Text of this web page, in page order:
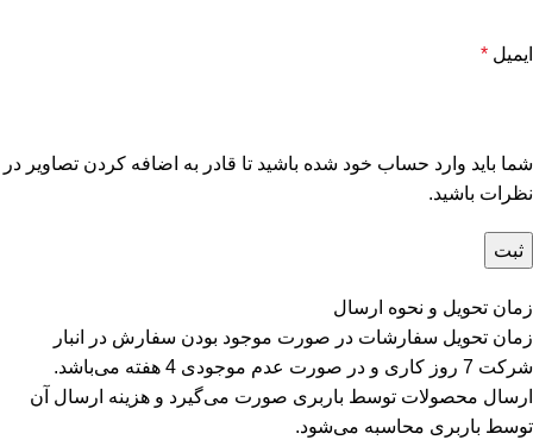
ایمیل *
شما باید وارد حساب خود شده باشید تا قادر به اضافه کردن تصاویر در
نظرات باشید.
زمان تحویل و نحوه ارسال
زمان تحویل سفارشات در صورت موجود بودن سفارش در انبار
شرکت 7 روز کاری و در صورت عدم موجودی 4 هفته می‌باشد.
ارسال محصولات توسط باربری صورت می‌گیرد و هزینه ارسال آن
توسط باربری محاسبه می‌شود.